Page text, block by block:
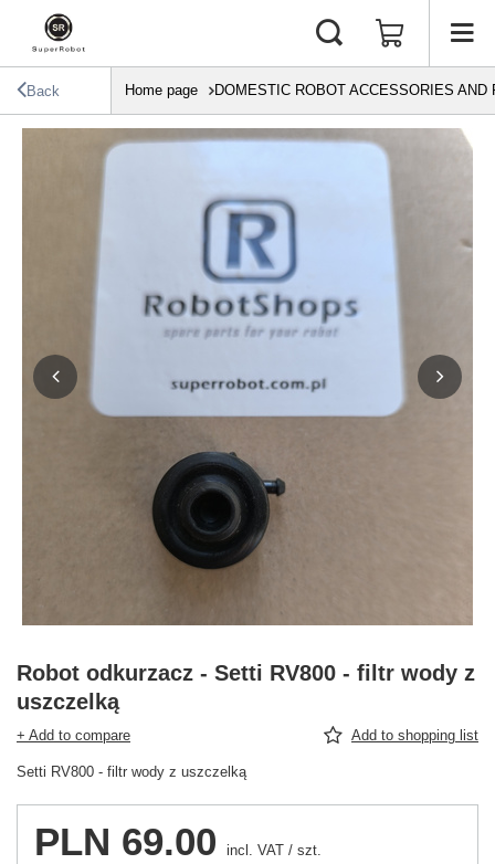
Back Home page DOMESTIC ROBOT ACCESSORIES AND
Robot odkurzacz - Setti RV800 - filtr wody z
uszczelką
+ Add to compare Add to shopping list
Setti RV800 - filtr wody z uszczelką
PLN 69.00 incl. VAT / szt.